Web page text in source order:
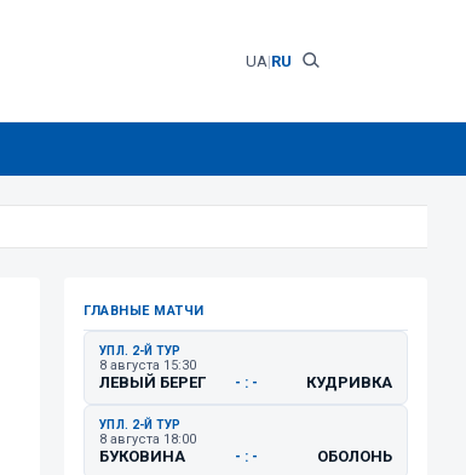
UA|RU
ГЛАВНЫЕ МАТЧИ
УПЛ. 2-Й ТУР
8 августа 15:30
ЛЕВЫЙ БЕРЕГ - : - КУДРИВКА
УПЛ. 2-Й ТУР
8 августа 18:00
БУКОВИНА - : - ОБОЛОНЬ